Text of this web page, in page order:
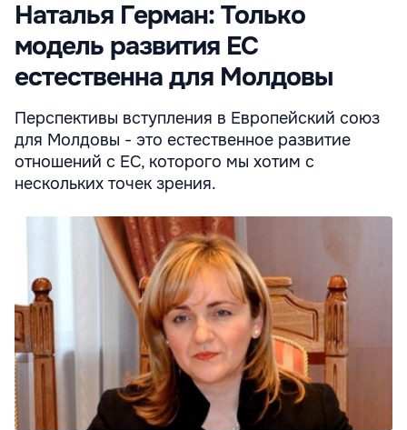
Наталья Герман: Только
модель развития ЕС
естественна для Молдовы
Перспективы вступления в Европейский союз
для Молдовы - это естественное развитие
отношений с ЕС, которого мы хотим с
нескольких точек зрения.